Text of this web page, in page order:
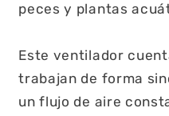
peces y plantas
Este ventilador
trabajan de forma
un flujo de aire